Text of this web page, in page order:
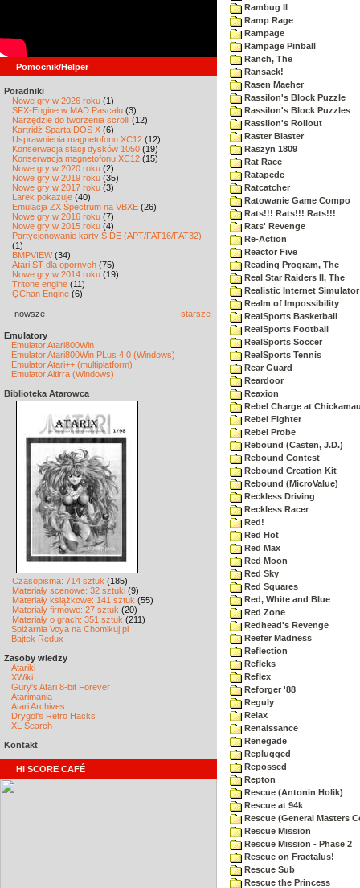
Pomocnik/Helper
Poradniki
Nowe gry w 2026 roku (1)
SFX-Engine w MAD Pascalu (3)
Narzędzie do tworzenia scrolli (12)
Kartridż Sparta DOS X (6)
Usprawnienia magnetofonu XC12 (12)
Konserwacja stacji dysków 1050 (19)
Konserwacja magnetofonu XC12 (15)
Nowe gry w 2020 roku (2)
Nowe gry w 2019 roku (35)
Nowe gry w 2017 roku (3)
Larek pokazuje (40)
Emulacja ZX Spectrum na VBXE (26)
Nowe gry w 2016 roku (7)
Nowe gry w 2015 roku (4)
Partycjonowanie karty SIDE (APT/FAT16/FAT32)
(1)
BMPVIEW(34)
Atari ST dla opornych (75)
Nowe gry w 2014 roku (19)
Tritone engine (11)
QChan Engine (6)
nowsze starsze
Emulatory
Emulator Atari800Win
Emulator Atari800Win PLus 4.0 (Windows)
Emulator Atari++ (multiplatform)
Emulator Altirra (Windows)
Biblioteka Atarowca
Czasopisma: 714 sztuk (185)
Materiały scenowe: 32 sztuki (9)
Materiały książkowe: 141 sztuk (55)
Materiały firmowe: 27 sztuk (20)
Materiały o grach: 351 sztuk (211)
Spiżarnia Voya na Chomikuj.pl
Bajtek Redux
Zasoby wiedzy
Atariki
XWiki
Gury's Atari 8-bit Forever
Atarimania
Atari Archives
Drygol's Retro Hacks
XL Search
Kontakt
HI SCORE CAFÉ
Rambug II
Ramp Rage
Rampage
Rampage Pinball
Ranch, The
Ransack!
Rasen Maeher
Rassilon's Block Puzzle
Rassilon's Block Puzzles
Rassilon's Rollout
Raster Blaster
Raszyn 1809
Rat Race
Ratapede
Ratcatcher
Ratowanie Game Compo
Rats!!! Rats!!! Rats!!!
Rats' Revenge
Re-Action
Reactor Five
Reading Program, The
Real Star Raiders II, The
Realistic Internet Simulator
Realm of Impossibility
RealSports Basketball
RealSports Football
RealSports Soccer
RealSports Tennis
Rear Guard
Reardoor
Reaxion
Rebel Charge at
Rebel Fighter
Rebel Probe
Rebound (Casten, J.D.)
Rebound Contest
Rebound Creation Kit
Rebound (MicroValue)
Reckless Driving
Reckless Racer
Red!
Red Hot
Red Max
Red Moon
Red Sky
Red Squares
Red, White and Blue
Red Zone
Redhead's Revenge
Reefer Madness
Reflection
Refleks
Reflex
Reforger '88
Reguly
Relax
Renaissance
Renegade
Replugged
Repossed
Repton
Rescue (Antonin Holik)
Rescue at 94k
Rescue (General Masters
Rescue Mission
Rescue Mission - Phase 2
Rescue on Fractalus!
Rescue Sub
Rescue the Princess